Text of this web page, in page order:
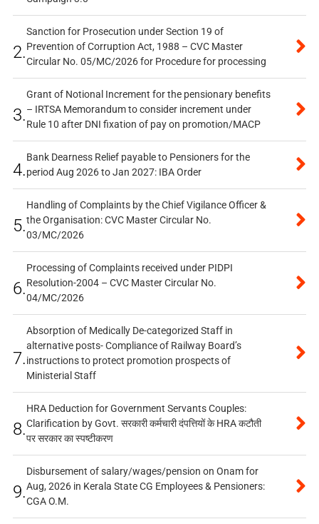
2.
Sanction for Prosecution under Section 19 of
Prevention of Corruption Act, 1988 – CVC Master
Circular No. 05/MC/2026 for Procedure for processing
3.
Grant of Notional Increment for the pensionary benefits
– IRTSA Memorandum to consider increment under
Rule 10 after DNI fixation of pay on promotion/MACP
4.
Bank Dearness Relief payable to Pensioners for the
period Aug 2026 to Jan 2027: IBA Order
5.
Handling of Complaints by the Chief Vigilance Officer &
the Organisation: CVC Master Circular No.
03/MC/2026
6.
Processing of Complaints received under PIDPI
Resolution-2004 – CVC Master Circular No.
04/MC/2026
7.
Absorption of Medically De-categorized Staff in
alternative posts- Compliance of Railway Board’s
instructions to protect promotion prospects of
Ministerial Staff
8.
HRA Deduction for Government Servants Couples:
Clarification by Govt. सरकारी कर्मचारी दंपत्तियों के HRA कटौती
पर सरकार का स्पष्टीकरण
9.
Disbursement of salary/wages/pension on Onam for
Aug, 2026 in Kerala State CG Employees & Pensioners:
CGA O.M.